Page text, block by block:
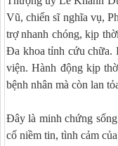
Vũ, chiến sĩ nghĩa vụ,
trợ nhanh chóng, kịp
Đa khoa tỉnh cứu chữa.
viện. Hành động kịp
bệnh nhân mà còn lan
Đây là minh chứng
cố niềm tin, tình cảm